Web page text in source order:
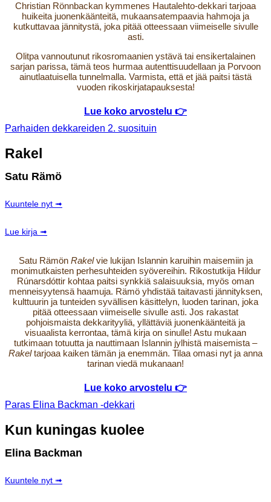
Christian Rönnbackan kymmenes Hautalehto-dekkari tarjoaa
huikeita juonenkäänteitä, mukaansatempaavia hahmoja ja
kutkuttavaa jännitystä, joka pitää otteessaan viimeiselle sivulle
asti.
Olitpa vannoutunut rikosromaanien ystävä tai ensikertalainen
sarjan parissa, tämä teos hurmaa autenttisuudellaan ja Porvoon
ainutlaatuisella tunnelmalla. Varmista, että et jää paitsi tästä
vuoden rikoskirjatapauksesta!
Lue koko arvostelu 👉
Parhaiden dekkareiden 2. suosituin
Rakel
Satu Rämö
Kuuntele nyt ➟
Lue kirja ➟
Satu Rämön Rakelvie lukijan Islannin karuihin maisemiin ja
monimutkaisten perhesuhteiden syövereihin. Rikostutkija Hildur
Rúnarsdóttir kohtaa paitsi synkkiä salaisuuksia, myös oman
menneisyytensä haamuja. Rämö yhdistää taitavasti jännityksen,
kulttuurin ja tunteiden syvällisen käsittelyn, luoden tarinan, joka
pitää otteessaan viimeiselle sivulle asti. Jos rakastat
pohjoismaista dekkarityyliä, yllättäviä juonenkäänteitä ja
visuaalista kerrontaa, tämä kirja on sinulle! Astu mukaan
tutkimaan totuutta ja nauttimaan Islannin jylhistä maisemista –
Rakeltarjoaa kaiken tämän ja enemmän. Tilaa omasi nyt ja anna
tarinan viedä mukanaan!
Lue koko arvostelu 👉
Paras Elina Backman -dekkari
Kun kuningas kuolee
Elina Backman
Kuuntele nyt ➟